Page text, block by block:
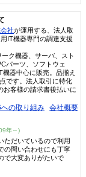
社が運用する、法人取
IT機器専門の調達支援
ク機器、サーバ、スト
パーツ、ソフトウェ
器中心に販売。品揃え
です。法人取引に特化
お客様の請求書後払いに
への取り組み 会社概要
年～)
ただいているので利用
の問い合わせにも丁寧
で大変ありがたいで